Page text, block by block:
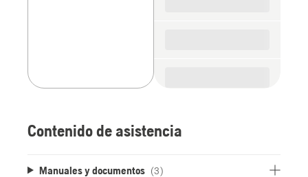
Contenido de asistencia
Manuales y documentos (3)